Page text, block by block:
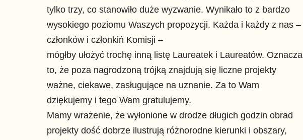
tylko trzy, co stanowiło duże wyzwanie. Wynikało to z bardzo
wysokiego poziomu Waszych propozycji. Każda i każdy z nas –
członków i członkiń Komisji –
mógłby ułożyć trochę inną listę Laureatek i Laureatów. Oznacza
to, że poza nagrodzoną trójką znajdują się liczne projekty
ważne, ciekawe, zasługujące na uznanie. Za to Wam
dziękujemy i tego Wam gratulujemy.
Mamy wrażenie, że wyłonione w drodze długich godzin obrad
projekty dość dobrze ilustrują różnorodne kierunki i obszary,